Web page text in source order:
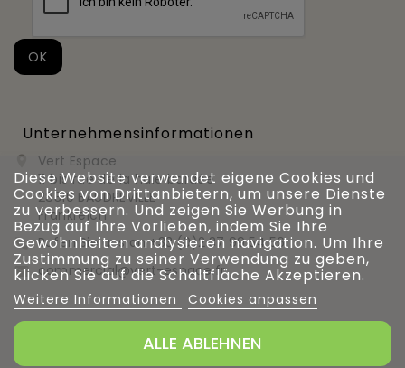
Unternehmensinformationen

Vert Espace
11 bis rue de la haie bardée
28310 BAUDREVILLE
Frankreich
 Rufen Sie uns an +33 (0)2 37 99 54 56
 commercial@vert-espace.fr
Diese Website verwendet eigene Cookies und
Cookies von Drittanbietern, um unsere Dienste
zu verbessern. Und zeigen Sie Werbung in
Bezug auf Ihre Vorlieben, indem Sie Ihre
Gewohnheiten analysieren navigation. Um Ihre
Zustimmung zu seiner Verwendung zu geben,
klicken Sie auf die Schaltfläche Akzeptieren.
Weitere Informationen Cookies anpassen
ALLE ABLEHNEN